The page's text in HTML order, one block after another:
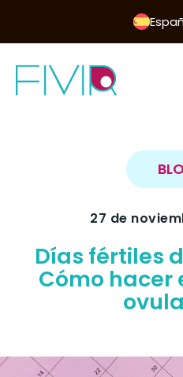
27 de
Días fértiles
Cómo hacer